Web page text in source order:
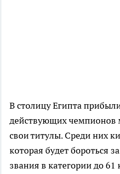
В столицу Египта
действующих чемпионов
свои титулы. Среди них
которая будет бороться
звания в категории до